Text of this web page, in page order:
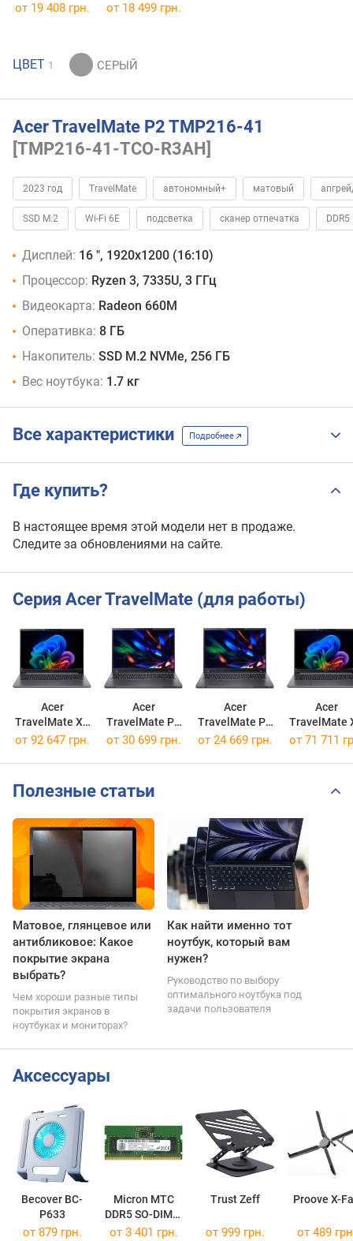
от 19 408 грн. от 18 499 грн.
ЦВЕТ 1
Acer TravelMate P2 TMP216-41
[TMP216-41-TCO-R3AH]
2023 год TravelMate автономный+ матовый
SSD M.2 Wi-Fi 6E подсветка сканер отпечатка DDR5
Дисплей: 16 ", 1920x1200 (16:10)
Процессор: Ryzen 3, 7335U, 3 ГГц
Видеокарта: Radeon 660M
Оперативка: 8 ГБ
Накопитель: SSD M.2 NVMe, 256 ГБ
Вес ноутбука: 1.7 кг
Все характеристики Подробнее
Где купить?
В настоящее время этой модели нет в продаже.
Следите за обновлениями на сайте.
Серия Acer TravelMate (для работы)
Acer
TravelMate X4
14 AI TMX414-
[NX.BPVEP.002]
Acer
TravelMate P2
TMP216-51
Acer
TravelMate P2
TMP216-51
Acer
TravelMate
14 AI
от 92 647 грн. от 30 699 грн. от 24 669 грн. от 71 711
Полезные статьи
Матовое, глянцевое или
антибликовое: Какое
покрытие экрана
выбрать?
Чем хороши разные типы
покрытия экранов в
ноутбуках и мониторах?
Как найти именно тот
ноутбук, который вам
нужен?
Руководство по выбору
оптимального ноутбука под
задачи пользователя
Аксессуары
Becover BC-
P633
Micron MTC
DDR5 SO-DIMM
1x8GB
Trust Zeff Proove X-
от 879 грн. от 3 401 грн. от 999 грн. от 489